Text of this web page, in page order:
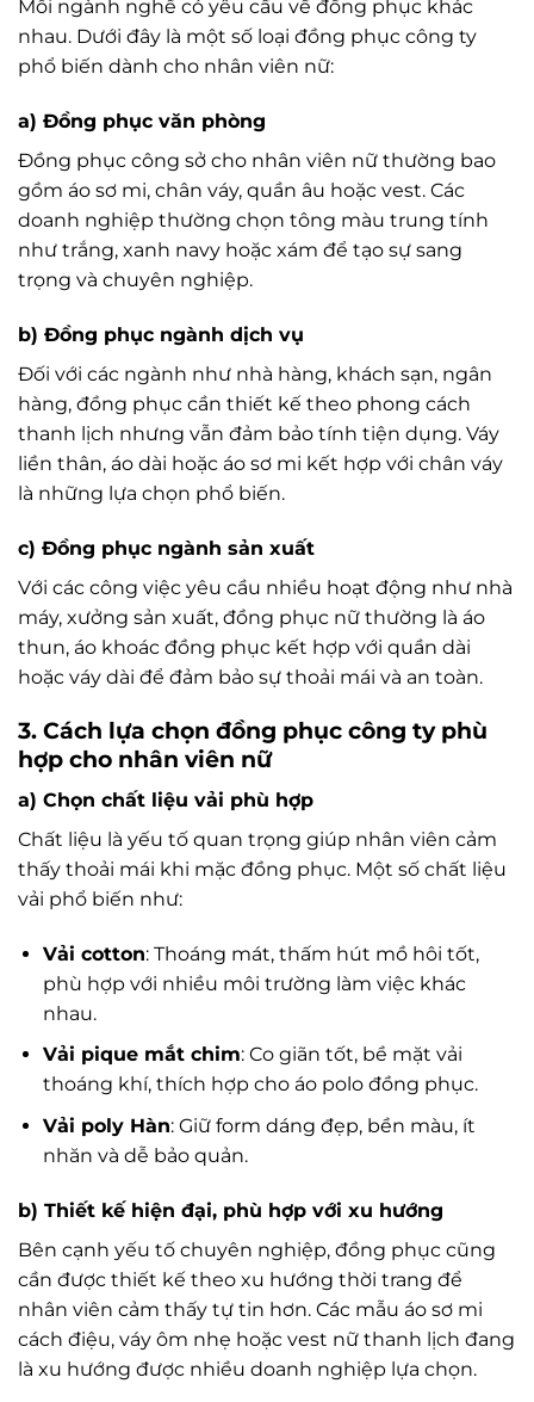
Mỗi ngành nghề có yêu cầu về đồng phục khác
nhau. Dưới đây là một số loại đồng phục công ty
phổ biến dành cho nhân viên nữ:
a) Đồng phục văn phòng
Đồng phục công sở cho nhân viên nữ thường bao
gồm áo sơ mi, chân váy, quần âu hoặc vest. Các
doanh nghiệp thường chọn tông màu trung tính
như trắng, xanh navy hoặc xám để tạo sự sang
trọng và chuyên nghiệp.
b) Đồng phục ngành dịch vụ
Đối với các ngành như nhà hàng, khách sạn, ngân
hàng, đồng phục cần thiết kế theo phong cách
thanh lịch nhưng vẫn đảm bảo tính tiện dụng. Váy
liền thân, áo dài hoặc áo sơ mi kết hợp với chân váy
là những lựa chọn phổ biến.
c) Đồng phục ngành sản xuất
Với các công việc yêu cầu nhiều hoạt động như nhà
máy, xưởng sản xuất, đồng phục nữ thường là áo
thun, áo khoác đồng phục kết hợp với quần dài
hoặc váy dài để đảm bảo sự thoải mái và an toàn.
3. Cách lựa chọn đồng phục công ty phù
hợp cho nhân viên nữ
a) Chọn chất liệu vải phù hợp
Chất liệu là yếu tố quan trọng giúp nhân viên cảm
thấy thoải mái khi mặc đồng phục. Một số chất liệu
vải phổ biến như:
Vải cotton: Thoáng mát, thấm hút mồ hôi tốt,
phù hợp với nhiều môi trường làm việc khác
nhau.
Vải pique mắt chim: Co giãn tốt, bề mặt vải
thoáng khí, thích hợp cho áo polo đồng phục.
Vải poly Hàn: Giữ form dáng đẹp, bền màu, ít
nhăn và dễ bảo quản.
b) Thiết kế hiện đại, phù hợp với xu hướng
Bên cạnh yếu tố chuyên nghiệp, đồng phục cũng
cần được thiết kế theo xu hướng thời trang để
nhân viên cảm thấy tự tin hơn. Các mẫu áo sơ mi
cách điệu, váy ôm nhẹ hoặc vest nữ thanh lịch đang
là xu hướng được nhiều doanh nghiệp lựa chọn.